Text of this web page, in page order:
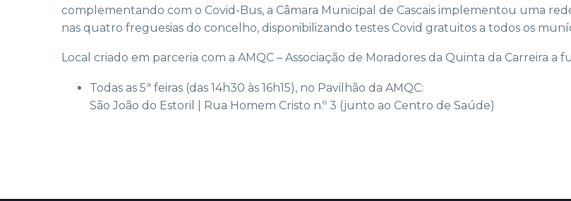
complementando com o Covid-Bus, a Câmara Municipal de Cascais implementou uma
nas quatro freguesias do concelho, disponibilizando testes Covid gratuitos a todos os
Local criado em parceria com a AMQC – Associação de Moradores da Quinta da Carreira a
Todas as 5ª feiras (das 14h30 às 16h15), no Pavilhão da AMQC:
São João do Estoril | Rua Homem Cristo n.º 3 (junto ao Centro de Saúde)